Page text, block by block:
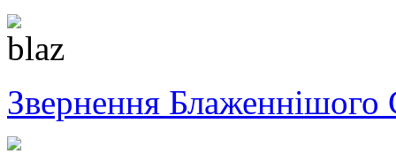
Звернення Блаженнішого